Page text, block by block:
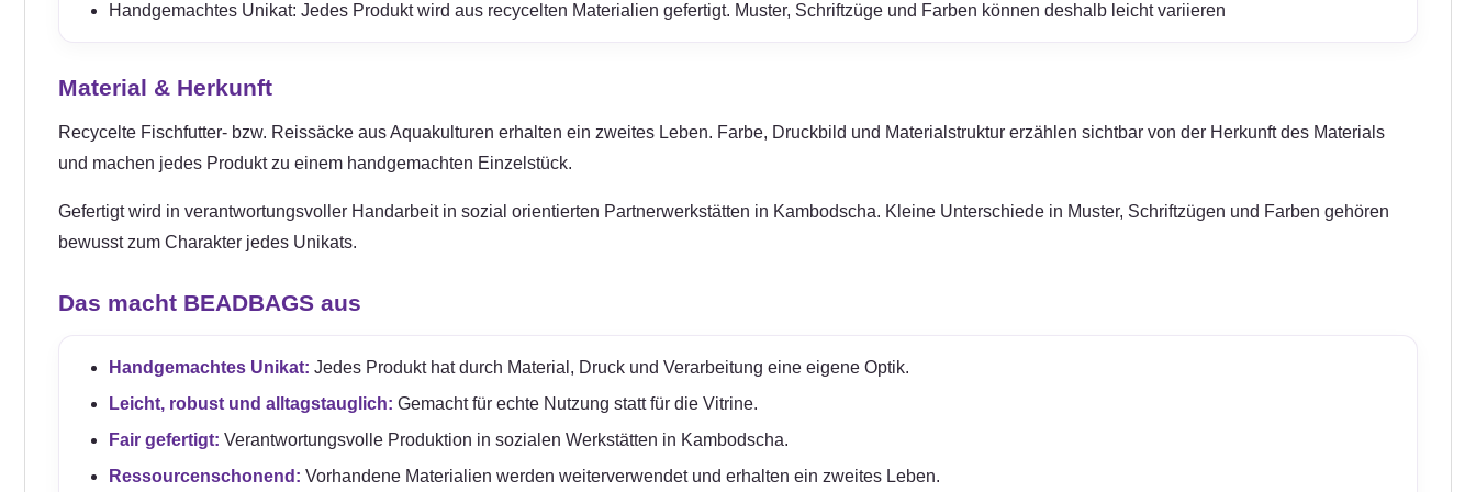
Handgemachtes Unikat: Jedes Produkt wird aus recycelten Materialien gefertigt. Muster, Schriftzüge und Farben können deshalb leicht variieren
Material & Herkunft
Recycelte Fischfutter- bzw. Reissäcke aus Aquakulturen erhalten ein zweites Leben. Farbe, Druckbild und Materialstruktur erzählen sichtbar von der Herkunft des Materials
und machen jedes Produkt zu einem handgemachten Einzelstück.
Gefertigt wird in verantwortungsvoller Handarbeit in sozial orientierten Partnerwerkstätten in Kambodscha. Kleine Unterschiede in Muster, Schriftzügen und Farben gehören
bewusst zum Charakter jedes Unikats.
Das macht BEADBAGS aus
Handgemachtes Unikat: Jedes Produkt hat durch Material, Druck und Verarbeitung eine eigene Optik.
Leicht, robust und alltagstauglich: Gemacht für echte Nutzung statt für die Vitrine.
Fair gefertigt: Verantwortungsvolle Produktion in sozialen Werkstätten in Kambodscha.
Ressourcenschonend: Vorhandene Materialien werden weiterverwendet und erhalten ein zweites Leben.